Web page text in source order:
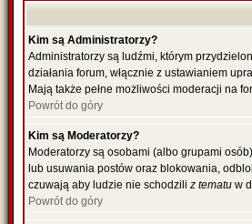
Kim są Administratorzy?
Administratorzy są ludźmi, którym
działania forum, włącznie z ustawianiem
Mają także pełne możliwości moderacji na
Powrót do góry
Kim są Moderatorzy?
Moderatorzy są osobami (albo grupami
lub usuwania postów oraz blokowania,
czuwają aby ludzie nie schodzili z tematu w
Powrót do góry